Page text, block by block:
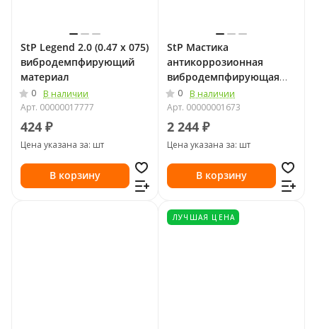
StP Legend 2.0 (0.47 х 075)
вибродемпфирующий
материал
0
В наличии
Арт. 00000017777
424 ₽
Цена указана за: шт
В корзину
StP Мастика
антикоррозионная
вибродемпфирующая
NoiseLIQUIDator
0
В наличии
Арт. 00000001673
2 244 ₽
Цена указана за: шт
В корзину
ЛУЧШАЯ ЦЕНА